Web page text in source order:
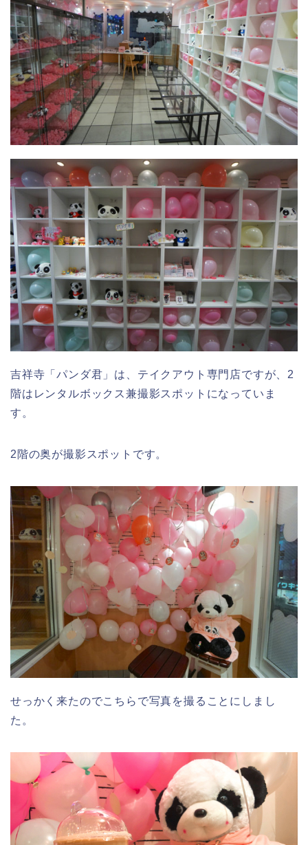
吉祥寺「パンダ君」は、テイクアウト専門店ですが、2
階はレンタルボックス兼撮影スポットになっていま
す。
2階の奥が撮影スポットです。
せっかく来たのでこちらで写真を撮ることにしまし
た。